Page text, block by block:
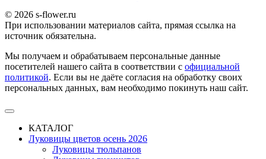
© 2026 s-flower.ru
При использовании материалов сайта, прямая ссылка на
источник обязательна.
Мы получаем и обрабатываем персональные данные
посетителей нашего сайта в соответствии с официальной
политикой. Если вы не даёте согласия на обработку своих
персональных данных, вам необходимо покинуть наш сайт.
КАТАЛОГ
Луковицы цветов осень 2026
Луковицы тюльпанов